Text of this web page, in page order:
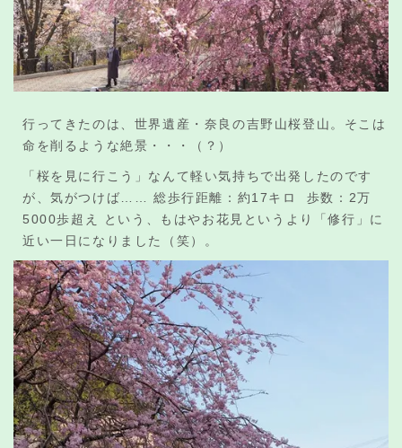
行ってきたのは、世界遺産・奈良の吉野山桜登山。そこは
命を削るような絶景・・・（？）
「桜を見に行こう」なんて軽い気持ちで出発したのです
が、気がつけば…… 総歩行距離：約17キロ 歩数：2万
5000歩超え という、もはやお花見というより「修行」に
近い一日になりました（笑）。